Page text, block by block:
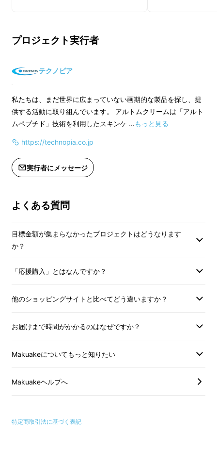
アルトムペプチドの魅力を３つお伝えいたしま
す！
高浸透率な成分がお肌の調子
層まで）成分を届けることができる
プチド」の角質層までの吸収率を比較した時の
プロジェクト実行者
テクノピア
私たちは、まだ世界に広まっていない画期的な製品を探し、提
供する活動に取り組んでいます。 アルトムクリームは「アルト
ムペプチド」技術を利用したスキンケ …もっと見る
https://technopia.co.jp
実行者にメッセージ
よくある質問
目標金額が集まらなかったプロジェクトはどうなります
か？
「応援購入」とはなんですか？
他のショッピングサイトと比べてどう違いますか？
お届けまで時間がかかるのはなぜですか？
Makuakeについてもっと知りたい
Makuakeヘルプへ
特定商取引法に基づく表記